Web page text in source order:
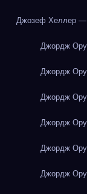
Джозеф Хеллер —
Джордж
Джордж
Джордж
Джордж
Джордж
Джордж